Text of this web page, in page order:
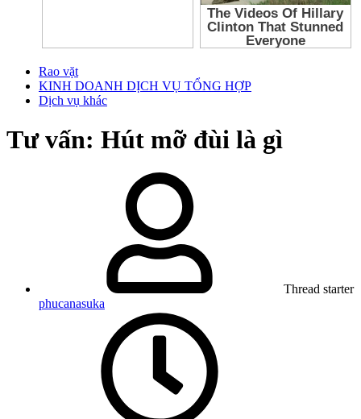
Rao vặt
KINH DOANH DỊCH VỤ TỔNG HỢP
Dịch vụ khác
Tư vấn: Hút mỡ đùi là gì
Thread starter
phucanasuka